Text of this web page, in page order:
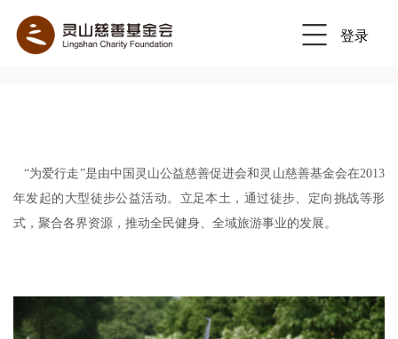
登录
“为爱行走”是由中国灵山公益慈善促进会和灵山慈善基金会在2013
年发起的大型徒步公益活动。立足本土，通过徒步、定向挑战等形
式，聚合各界资源，推动全民健身、全域旅游事业的发展。